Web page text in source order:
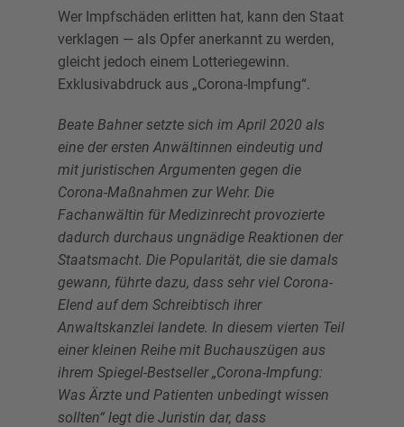
Wer Impfschäden erlitten hat, kann den Staat
verklagen — als Opfer anerkannt zu werden,
gleicht jedoch einem Lotteriegewinn.
Exklusivabdruck aus „Corona-Impfung“.
Beate Bahner setzte sich im April 2020 als
eine der ersten Anwältinnen eindeutig und
mit juristischen Argumenten gegen die
Corona-Maßnahmen zur Wehr. Die
Fachanwältin für Medizinrecht provozierte
dadurch durchaus ungnädige Reaktionen der
Staatsmacht. Die Popularität, die sie damals
gewann, führte dazu, dass sehr viel Corona-
Elend auf dem Schreibtisch ihrer
Anwaltskanzlei landete. In diesem vierten Teil
einer kleinen Reihe mit Buchauszügen aus
ihrem Spiegel-Bestseller „Corona-Impfung:
Was Ärzte und Patienten unbedingt wissen
sollten“ legt die Juristin dar, dass